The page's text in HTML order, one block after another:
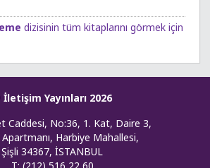
dizisinin tüm kitaplarını görmek için
Yayınları 2026
Caddesi, No:36, 1. Kat, Daire 3,
Harbiye Mahallesi,
Şişli 34367, İSTANBUL